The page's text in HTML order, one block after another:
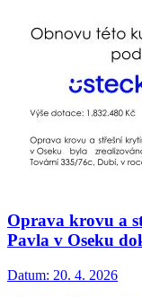
Oprava krovu a
Pavla v Oseku
Datum: 20. 4. 2026